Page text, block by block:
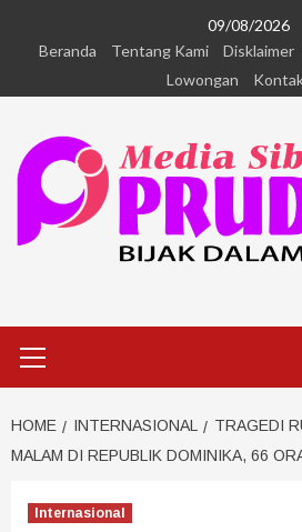
09/08/2026
Beranda
Tentang Kami Disklaimer
Lowongan
HOME INTERNASIONAL
TRAGEDI
MALAM DI REPUBLIK DOMINIKA, 66
Internasional